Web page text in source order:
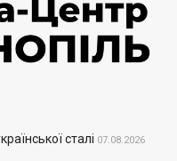
сталі 07.08.2026